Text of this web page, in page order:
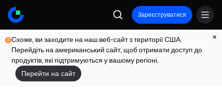
Зареєструватися
Схоже, ви заходите на наш веб-сайт з території США.
Перейдіть на американський сайт, щоб отримати доступ до
продуктів, які підтримуються у вашому регіоні.
Перейти на сайт